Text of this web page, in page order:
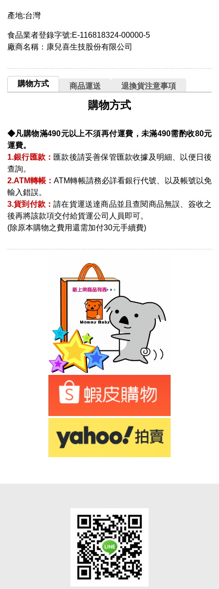
產地:台灣
食品業者登錄字號:E-116818324-00000-5
廠商名稱：康兒喜生技股份有限公司
購物方式 商品運送 退換貨注意事項
購物方式
◆凡購物滿490元以上不須再付運費，未滿490需酌收80元
運費。
1.銀行匯款： 匯款後請妥善保管匯款收據及明細、以便日後
查詢。
2.ATM轉帳：ATM轉帳請務必詳看銀行代號、以及帳號以免
輸入錯誤。
3.貨到付款：請在貨運送達商品並且查閱商品無誤、簽收之
後再將該款項交付給貨運公司人員即可。
(除原本購物之費用還需加付30元手續費)